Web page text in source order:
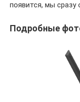
появится, мы сразу
Подробные